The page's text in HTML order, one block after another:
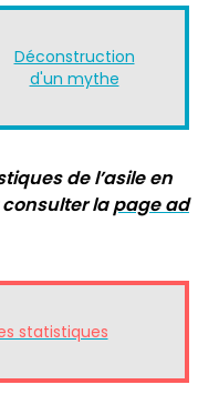
Déconstruction
d'un mythe
de l’asile en
lapage ad
statistiques